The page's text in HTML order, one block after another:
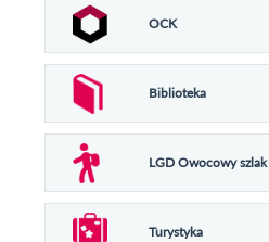
OCK
Biblioteka
LGD Owocowy szlak
Turystyka